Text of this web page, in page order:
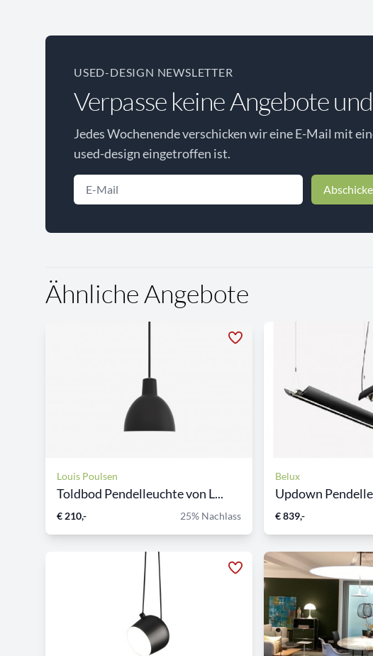
USED-DESIGN NEWSLETTER
Verpasse keine Angebote
Jedes Wochenende verschicken wir eine E-Mail mit
used-design eingetroffen ist.
Ähnliche Angebote
Louis Poulsen
Toldbod Pendelleuchte von L...
€ 210,- 25% Nachlass
Belux
Updown
€ 839,-